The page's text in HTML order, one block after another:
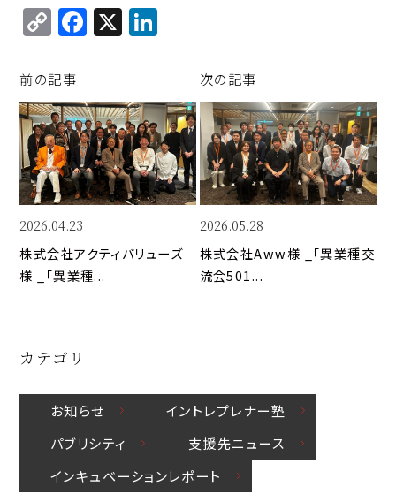
C
o
p
y
Li
n
k
F
a
e
b
o
o
X
e
d
I
n
前の記事
2026.04.23
株式会社アクティバリューズ
様 _「異業種...
次の記事
2026.05.28
株式会社Aww様 _「異業種交
流会501...
カテゴリ
お知らせ
イントレプレナー塾
パブリシティ
⽀援先ニュース
インキュベーションレポート